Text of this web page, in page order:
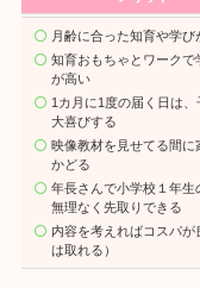
月齢に合った知育や学び
知育おもちゃとワークで
が高い
1カ月に1度の届く日は、
大喜びする
映像教材を見せてる間に
かどる
年長さんで小学校１年生
無理なく先取りできる
内容を考えればコスパが
は取れる）